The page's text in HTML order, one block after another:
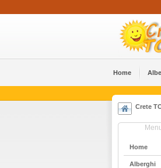
Home
Crete
Home
Alberghi